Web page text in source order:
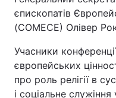
єпископатів
(COMECE) Олівер
Учасники
європейських
про роль релігії в
і соціальне